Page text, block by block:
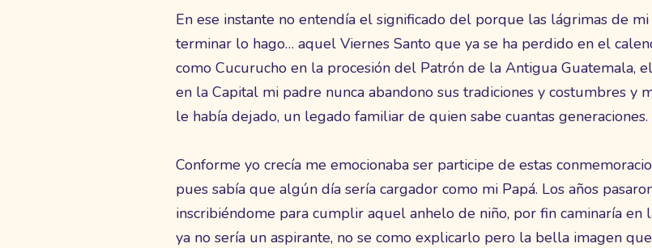
En ese instante no entendía el significado del porque las lágrimas de
terminar lo hago… aquel Viernes Santo que ya se ha perdido en el
como Cucurucho en la procesión del Patrón de la Antigua Guatemala,
en la Capital mi padre nunca abandono sus tradiciones y costumbres y
le había dejado, un legado familiar de quien sabe cuantas generaciones.
Conforme yo crecía me emocionaba ser participe de estas
pues sabía que algún día sería cargador como mi Papá. Los años
inscribiéndome para cumplir aquel anhelo de niño, por fin caminaría en
ya no sería un aspirante, no se como explicarlo pero la bella imagen